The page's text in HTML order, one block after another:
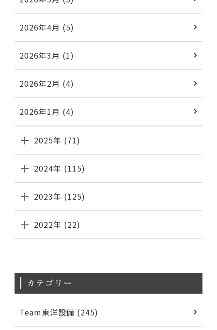
2026年4月 (5)
2026年3月 (1)
2026年2月 (4)
2026年1月 (4)
2025年 (71)
2024年 (115)
2023年 (125)
2022年 (22)
カテゴリー
Team東洋設備 (245)